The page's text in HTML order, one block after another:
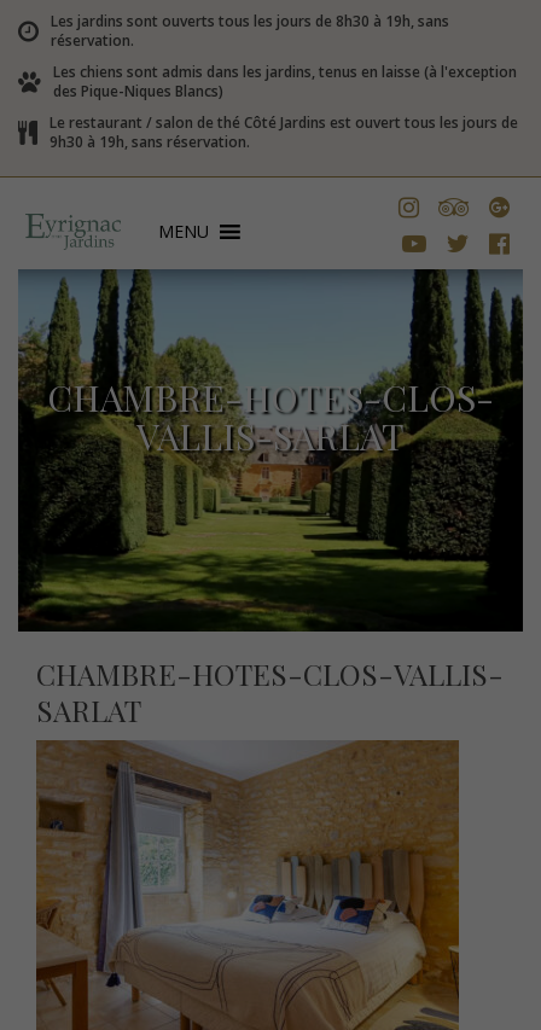
Les jardins sont ouverts tous les jours de 8h30 à 19h, sans
réservation.
Les chiens sont admis dans les jardins, tenus en laisse (à l'exception
des Pique-Niques Blancs)
Le restaurant / salon de thé Côté Jardins est ouvert tous les jours de
9h30 à 19h, sans réservation.
MENU
CHAMBRE-HOTES-CLOS-
VALLIS-SARLAT
CHAMBRE-HOTES-CLOS-VALLIS-
SARLAT